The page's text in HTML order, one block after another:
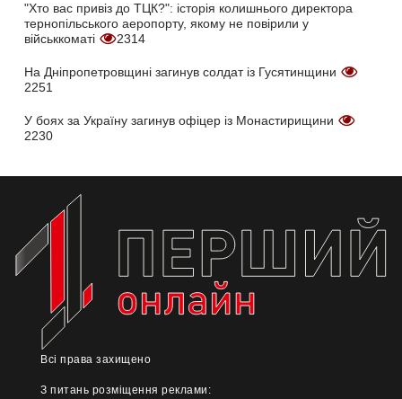
"Хто вас привіз до ТЦК?": історія колишнього директора
тернопільського аеропорту, якому не повірили у
військкоматі
2314
На Дніпропетровщині загинув солдат із Гусятинщини
2251
У боях за Україну загинув офіцер із Монастирищини
2230
Всі права захищено
З питань розміщення реклами: